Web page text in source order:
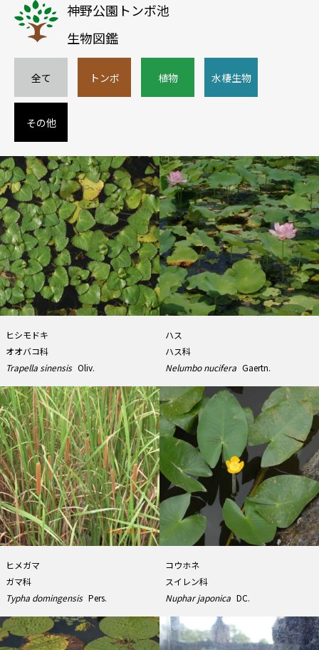
神野公園トンボ池
生物図鑑
全て トンボ 植物 水棲生物
その他
ヒシモドキ
オオバコ科
Trapella sinensis Oliv.
ハス
ハス科
Nelumbo nucifera Gaertn.
ヒメガマ
ガマ科
Typha domingensis Pers.
コウホネ
スイレン科
Nuphar japonica DC.